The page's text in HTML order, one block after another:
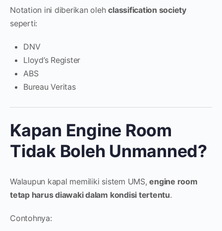
Notation ini diberikan olehclassification society
seperti:
DNV
Lloyd’s Register
ABS
Bureau Veritas
Kapan Engine Room
Tidak Boleh Unmanned?
Walaupun kapal memiliki sistem UMS,engine room
tetap harus diawaki dalam kondisi tertentu.
Contohnya: